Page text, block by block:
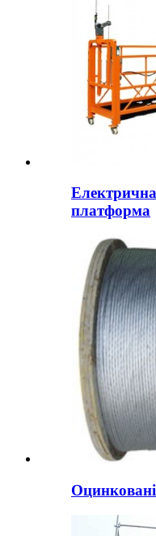
Електрична
платформа
Оцинковані